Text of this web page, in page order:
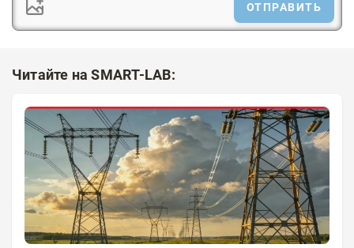
ОТПРАВИТЬ
Читайте на SMART-LAB: